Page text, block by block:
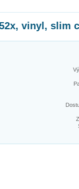
vinyl, slim